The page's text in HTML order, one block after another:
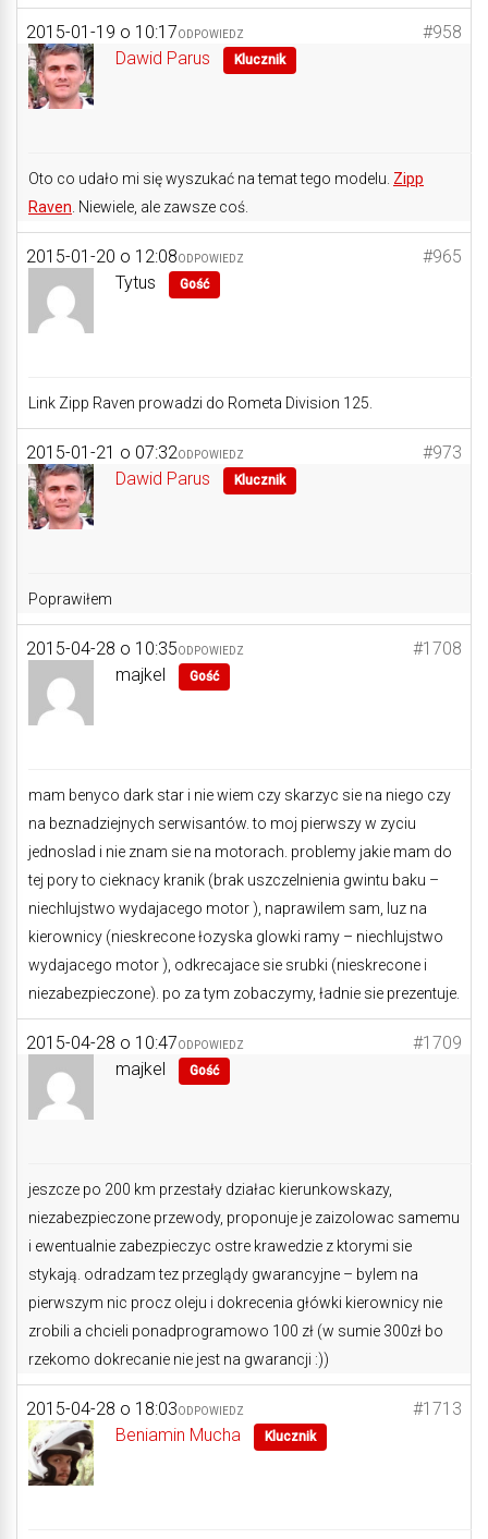
2015-01-19 o 10:17 #958
ODPOWIEDZ
Dawid Parus Klucznik
Oto co udało mi się wyszukać na temat tego modelu. Zipp
Raven . Niewiele, ale zawsze coś.
2015-01-20 o 12:08 #965
ODPOWIEDZ
Tytus Gość
Link Zipp Raven prowadzi do Rometa Division 125.
2015-01-21 o 07:32 #973
ODPOWIEDZ
Dawid Parus Klucznik
Poprawiłem
2015-04-28 o 10:35 #1708
ODPOWIEDZ
majkel Gość
mam benyco dark star i nie wiem czy skarzyc sie na niego czy
na beznadziejnych serwisantów. to moj pierwszy w zyciu
jednoslad i nie znam sie na motorach. problemy jakie mam do
tej pory to cieknacy kranik (brak uszczelnienia gwintu baku –
niechlujstwo wydajacego motor ), naprawilem sam, luz na
kierownicy (nieskrecone łozyska glowki ramy – niechlujstwo
wydajacego motor ), odkrecajace sie srubki (nieskrecone i
niezabezpieczone). po za tym zobaczymy, ładnie sie prezentuje.
2015-04-28 o 10:47 #1709
ODPOWIEDZ
majkel Gość
jeszcze po 200 km przestały działac kierunkowskazy,
niezabezpieczone przewody, proponuje je zaizolowac samemu
i ewentualnie zabezpieczyc ostre krawedzie z ktorymi sie
stykają. odradzam tez przeglądy gwarancyjne – bylem na
pierwszym nic procz oleju i dokrecenia główki kierownicy nie
zrobili a chcieli ponadprogramowo 100 zł (w sumie 300zł bo
rzekomo dokrecanie nie jest na gwarancji :))
2015-04-28 o 18:03 #1713
ODPOWIEDZ
Beniamin Mucha Klucznik